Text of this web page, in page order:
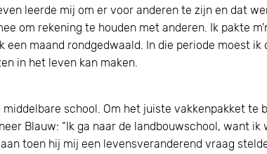
leerde mij om er voor anderen te zijn en dat
om rekening te houden met anderen. Ik pakte
een maand rondgedwaald. In die periode moest
in het leven kan maken.
school. Om het juiste vakkenpakket te
Blauw: “Ik ga naar de landbouwschool, want ik
toen hij mij een levensveranderend vraag